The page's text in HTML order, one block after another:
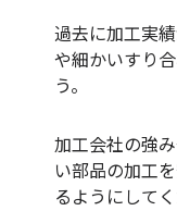
過去に加工実
や細かいすり
う。
加工会社の強
い部品の加工
るようにしてく